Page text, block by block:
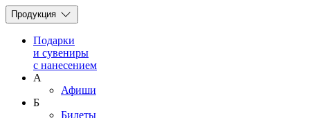
Продукция
Подарки
и сувениры
с нанесением
А
Афиши
Б
Билеты